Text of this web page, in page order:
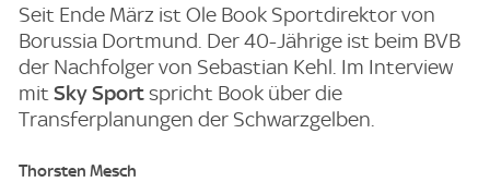
Seit Ende März ist Ole Book Sportdirektor von
Borussia Dortmund. Der 40-Jährige ist beim BVB
der Nachfolger von Sebastian Kehl. Im Interview
mitSky Sportspricht Book über die
Transferplanungen der Schwarzgelben.
Thorsten Mesch